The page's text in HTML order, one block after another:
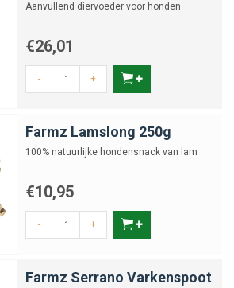
Aanvullend diervoeder voor honden
€26,01
- +
Farmz Lamslong 250g
100% natuurlijke hondensnack van lam
€10,95
- +
Farmz Serrano Varkenspoot